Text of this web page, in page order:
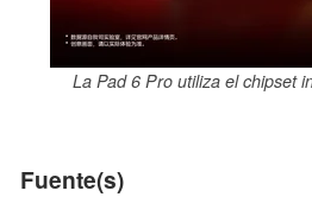
La Pad 6 Pro utiliza el chipset
Fuente(s)